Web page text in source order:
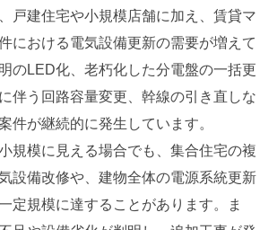
戸建住宅や小規模店舗に加え、賃貸マ
における電気設備更新の需要が増えて
のLED化、老朽化した分電盤の一括更
伴う回路容量変更、幹線の引き直しな
件が継続的に発生しています。
規模に見える場合でも、集合住宅の複
設備改修や、建物全体の電源系統更新
定規模に達することがあります。ま